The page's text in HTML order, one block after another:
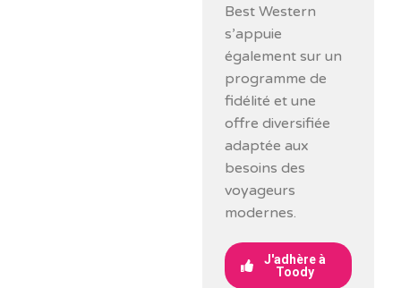
Best Western
s’appuie
également sur un
programme de
fidélité et une
offre diversifiée
adaptée aux
besoins des
voyageurs
modernes.
J'adhère à
Toody